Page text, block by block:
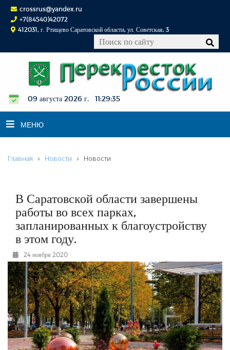
crossrus@yandex.ru
+7(84540)42072
412031, г. Ртищево Саратовской области, ул. Советская, 3
09 августа 2026 г. 11:29:35
МЕНЮ
НОВОСТИ
К СВЕДЕНИЮ
КОНКУРСЫ
ФОТОРЕПОРТАЖИ
РЕКЛАМОДАТЕЛЯМ
ОБЪЯВЛЕНИЯ
КОНТАКТЫ
Главная Новости Новости
В Саратовской области завершены
работы во всех парках,
запланированных к благоустройству
в этом году.
24 ноября 2020